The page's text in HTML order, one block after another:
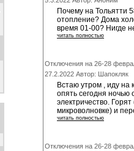
Почему на Тольятти
отопление? Дома
время 01-00? Нигде
читать полностью
Отключения на 26-28
27.2.2022 Автор: Шапокляк
Встаю утром , иду на
опять сегодня ночью
электричество.
микроволновке) и
читать полностью
Отключения на 26-28